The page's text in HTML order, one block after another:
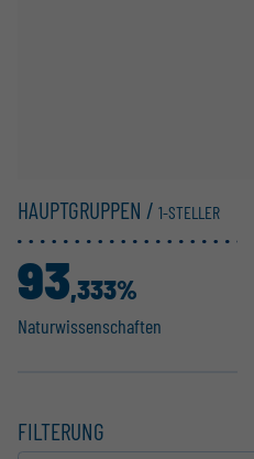
HAUPTGRUPPEN / 1-STELLER
Natur­wis­sen­schaften
93,333%
FILTERUNG